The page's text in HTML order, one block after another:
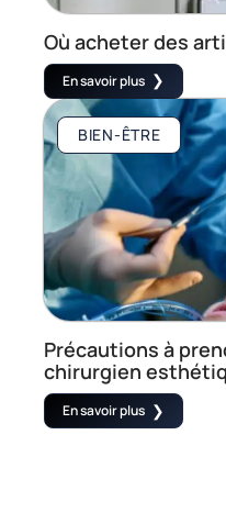
Où acheter des
En savoir plus
BIEN-ÊTRE
Précautions à
chirurgien
En savoir plus